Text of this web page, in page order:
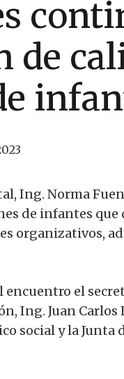
de
Ing. Norma
de infantes
organizativos,
el
Ing. Juan
social y la